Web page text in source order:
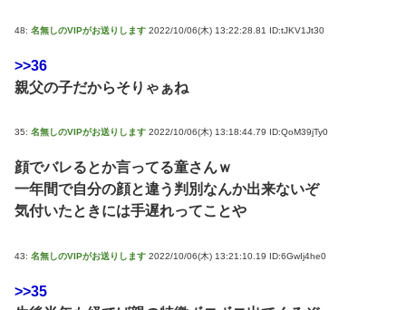
48: 名無しのVIPがお送りします 2022/10/06(木) 13:22:28.81 ID:tJKV1Jt30
>>36
親父の子だからそりゃぁね
35: 名無しのVIPがお送りします 2022/10/06(木) 13:18:44.79 ID:QoM39jTy0
顔でバレるとか言ってる童さんｗ
一年間で自分の顔と違う判別なんか出来ないぞ
気付いたときには手遅れってことや
43: 名無しのVIPがお送りします 2022/10/06(木) 13:21:10.19 ID:6GwIj4he0
>>35